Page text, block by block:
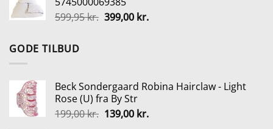
var:
249,95 kr..224,95 kr..
599,95kr. Den
399,00 kr.Den
GODE TILBUD
Beck Sondergaard Robina Hairclaw - Light
Rose (U) fra By Str
199,00kr. Den
139,00 kr.Den